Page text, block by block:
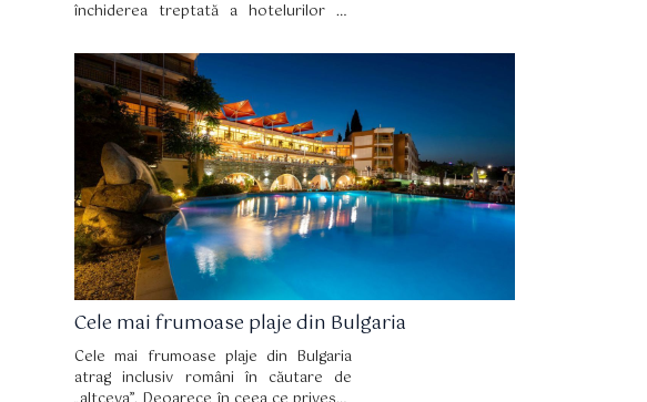
închiderea treptată a hotelurilor ca
numărului de turiști. Se pare că Bulgaria
ar fi ajuns în această situație după ce
Germania a decis să suspende zborurile
către coasta de nord a Mării Negre
bulgare și a emis chiar o avertizare de
călătorie în zonele Blagoevgrad, Dobrici
și Varna, scrie Ziare.com.
Cele mai frumoase plaje din Bulgaria
Cele mai frumoase plaje din Bulgaria
atrag inclusiv români în căutare de